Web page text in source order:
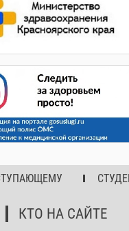
КТО НА САЙТЕ